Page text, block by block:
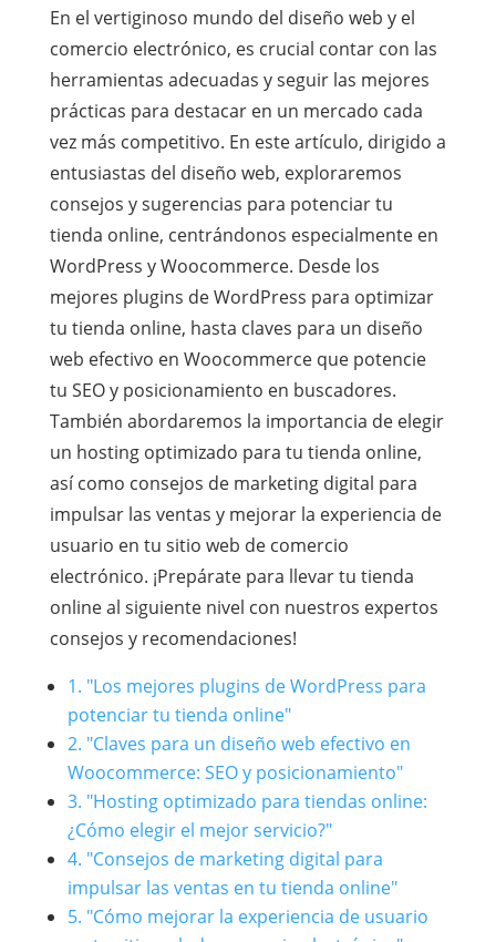
En el vertiginoso mundo del diseño web y el
comercio electrónico, es crucial contar con las
herramientas adecuadas y seguir las mejores
prácticas para destacar en un mercado cada
vez más competitivo. En este artículo, dirigido a
entusiastas del diseño web, exploraremos
consejos y sugerencias para potenciar tu
tienda online, centrándonos especialmente en
WordPress y Woocommerce. Desde los
mejores plugins de WordPress para optimizar
tu tienda online, hasta claves para un diseño
web efectivo en Woocommerce que potencie
tu SEO y posicionamiento en buscadores.
También abordaremos la importancia de elegir
un hosting optimizado para tu tienda online,
así como consejos de marketing digital para
impulsar las ventas y mejorar la experiencia de
usuario en tu sitio web de comercio
electrónico. ¡Prepárate para llevar tu tienda
online al siguiente nivel con nuestros expertos
consejos y recomendaciones!
1. "Los mejores plugins de WordPress para
potenciar tu tienda online"
2. "Claves para un diseño web efectivo en
Woocommerce: SEO y posicionamiento"
3. "Hosting optimizado para tiendas online:
¿Cómo elegir el mejor servicio?"
4. "Consejos de marketing digital para
impulsar las ventas en tu tienda online"
5. "Cómo mejorar la experiencia de usuario